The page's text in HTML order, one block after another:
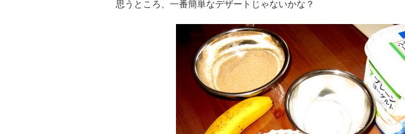
思うところ、一番簡単なデザートじゃないかな？